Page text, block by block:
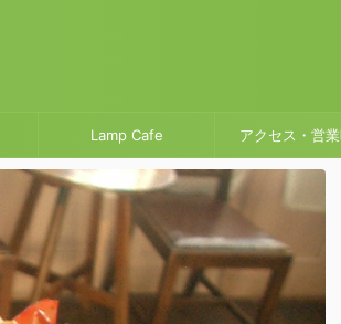
Lamp Cafe アクセス・営